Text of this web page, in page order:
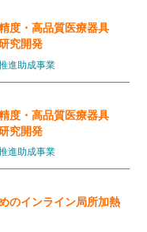
度・高品質医療器具
究開発
進助成事業
度・高品質医療器具
究開発
進助成事業
のインライン局所加熱